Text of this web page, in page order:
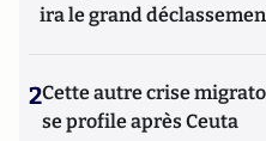
ira le grand
2Cette autre crise
se profile après Ceuta